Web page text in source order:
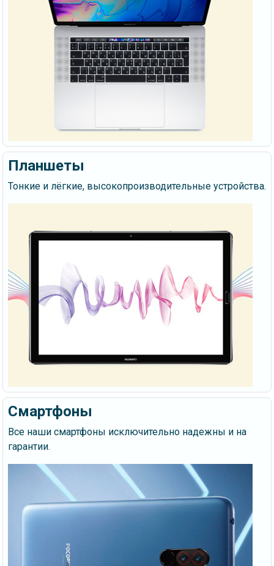
Планшеты
Тонкие и лёгкие, высокопроизводительные устройства.
Смартфоны
Все наши смартфоны исключительно надежны и на
гарантии.